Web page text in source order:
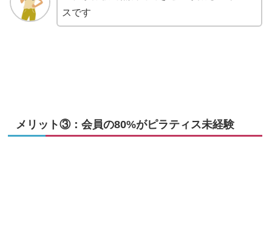
スです
メリット③：会員の80%がピラティス未経験